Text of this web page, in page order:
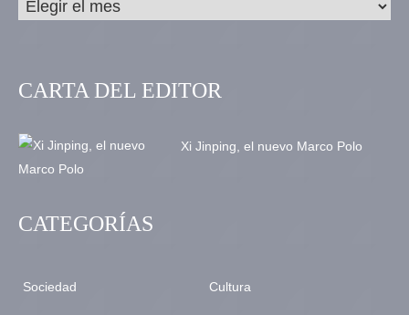
CARTA DEL EDITOR
Xi Jinping, el nuevo Marco Polo
CATEGORÍAS
Sociedad Cultura